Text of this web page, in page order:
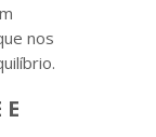
nos